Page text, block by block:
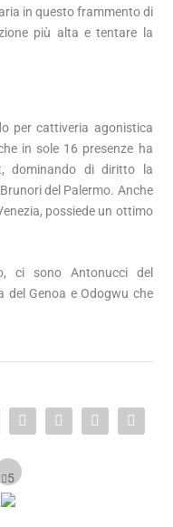
in questo frammento di
più alta e tentare la
per cattiveria agonistica
in sole 16 presenze ha
dominando di diritto la
del Palermo. Anche
possiede un ottimo
ci sono Antonucci del
del Genoa e Odogwu che